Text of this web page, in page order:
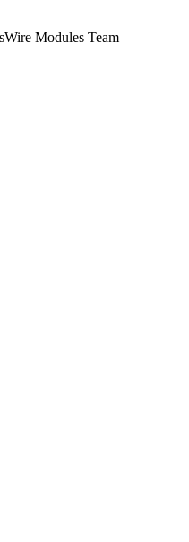
Modules Team